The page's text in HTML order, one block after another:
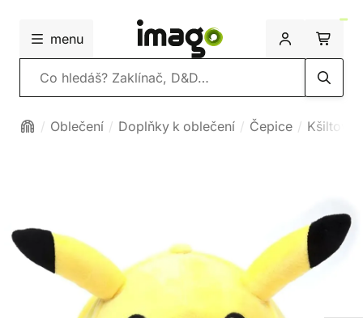
menu
Vyhledávání
Oblečení Doplňky k oblečení Čepice Kšiltovky